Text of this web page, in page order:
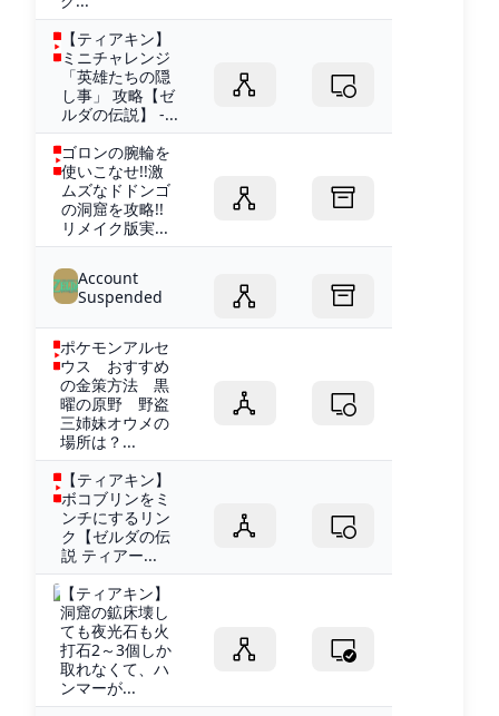
【ティアキン】
ミニチャレンジ
「英雄たちの隠
し事」 攻略【ゼ
ルダの伝説】 -...
ゴロンの腕輪を
使いこなせ!!激
ムズなドドンゴ
の洞窟を攻略!!
リメイク版実...
Account
Suspended
ポケモンアルセ
ウス おすすめ
の金策方法 黒
曜の原野 野盗
三姉妹オウメの
場所は？...
【ティアキン】
ボコブリンをミ
ンチにするリン
ク【ゼルダの伝
説 ティアー...
【ティアキン】
洞窟の鉱床壊し
ても夜光石も火
打石2～3個しか
取れなくて、ハ
ンマーが...